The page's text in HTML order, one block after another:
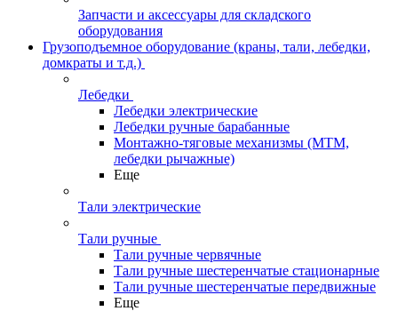
Запчасти и аксессуары для складского
оборудования
Грузоподъемное оборудование (краны, тали, лебедки,
домкраты и т.д.)
Лебедки
Лебедки электрические
Лебедки ручные барабанные
Монтажно-тяговые механизмы (МТМ,
лебедки рычажные)
Еще
Тали электрические
Тали ручные
Тали ручные червячные
Тали ручные шестеренчатые стационарные
Тали ручные шестеренчатые передвижные
Еще